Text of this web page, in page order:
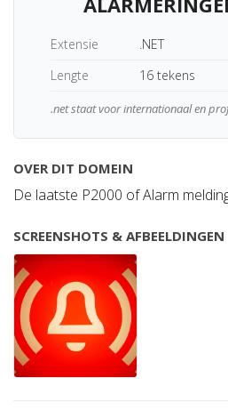
Extensie
.NET
Lengte
16 tekens
.net staat voor internationaal en
OVER DIT DOMEIN
De laatste P2000 of Alarm
SCREENSHOTS & AFBEELDINGEN